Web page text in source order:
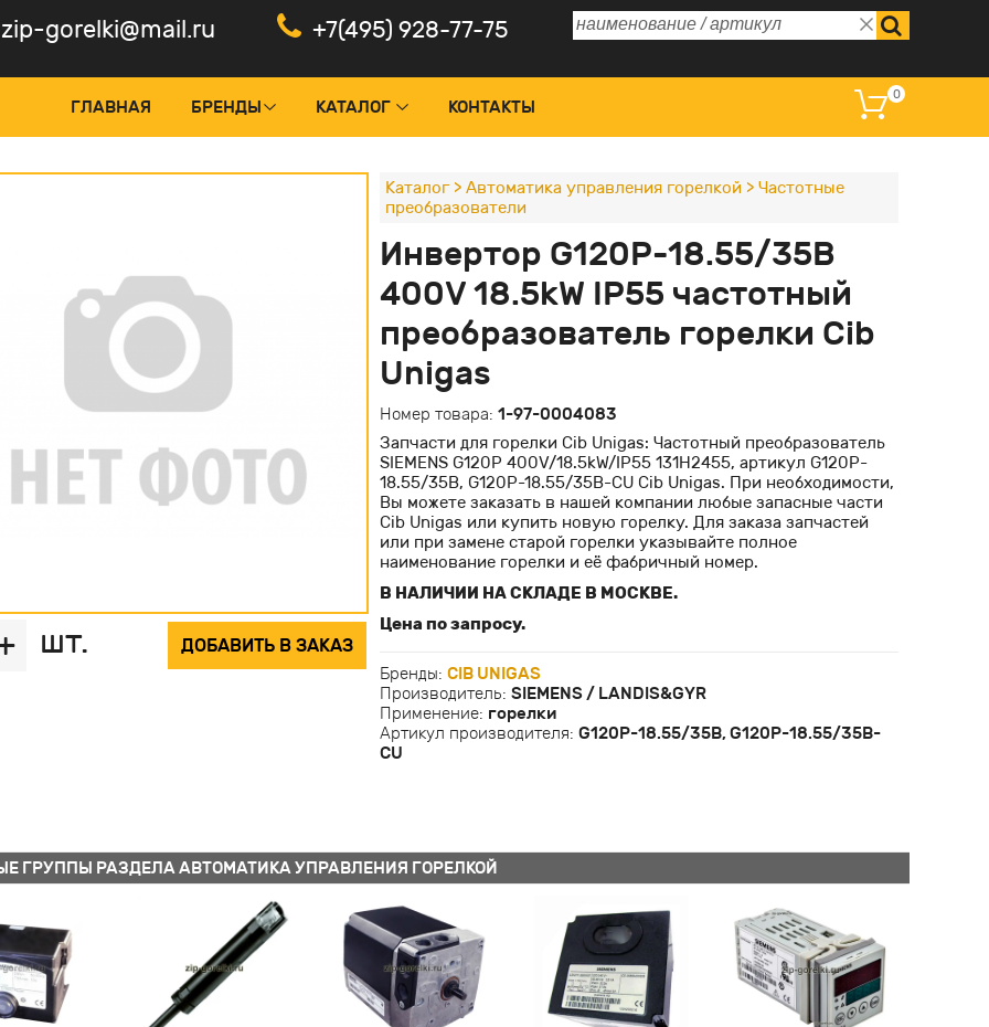
zip-gorelki@mail.ru +7(495) 928-77-75
ГЛАВНАЯ БРЕНДЫ КАТАЛОГ
горелок
герметичности
и ПИД-регуляторы
поджига
управления горелкой
Панели управления и дисплеи
Электромагнитные катушки
Частотные преобразователи
Электроклапаны регулирующие
КОНТАКТЫ
0
шт. ДОБАВИТЬ В ЗАКАЗ
Каталог> Автоматика управления горелкой > Частотные
преобразователи
Инвертор G120P-18.55/35B
400V 18.5kW IP55 частотный
преобразователь горелки Cib
Unigas
Номер товара: 1-97-0004083
Запчасти для горелки Cib Unigas: Частотный преобразователь
SIEMENS G120P 400V/18.5kW/IP55 131Н2455, артикул G120P-
18.55/35B, G120P-18.55/35B-CU Cib Unigas. При необходимости,
Вы можете заказать в нашей компании любые запасные части
Cib Unigas или купить новую горелку. Для заказа запчастей
или при замене старой горелки указывайте полное
наименование горелки и её фабричный номер.
В НАЛИЧИИ НА СКЛАДЕ В МОСКВЕ.
Цена по запросу.
Бренды: CIB UNIGAS
Производитель: SIEMENS / LANDIS&GYR
Применение: горелки
Артикул производителя: G120P-18.55/35B, G120P-18.55/35B-
CU
ГРУППЫ РАЗДЕЛА АВТОМАТИКА УПРАВЛЕНИЯ ГОРЕЛКОЙ